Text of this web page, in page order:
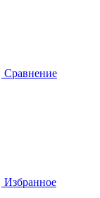
Сравнение
Избранное